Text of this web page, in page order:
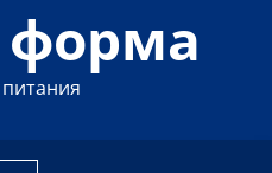
форма